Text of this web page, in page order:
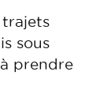
sous
prendre